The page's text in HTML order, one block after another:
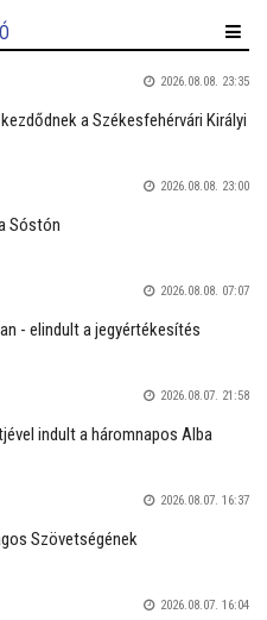
2026.08.08. 23:35
a Székesfehérvári Királyi
2026.08.08. 23:00
Sóstón
2026.08.08. 07:07
- elindult a jegyértékesítés
2026.08.07. 21:58
indult a háromnapos Alba
2026.08.07. 16:37
Szövetségének
2026.08.07. 16:04